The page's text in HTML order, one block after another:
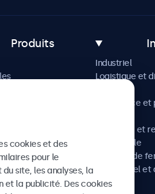
Produits
Industriel
Logistique et
Commerce et
Hôtellerie et
Automobile
Chemins de
Audiovisuel
Santé
cookies et des
pour le
site, les analyses, la
et la publicité. Des cookies